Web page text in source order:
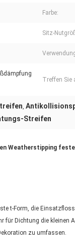
Farbe:
Sitz-
Treffen Sie
,
Streifen
Weatherstipping
t-Form, die
für Dichtung die kleinen
zu umfassen.